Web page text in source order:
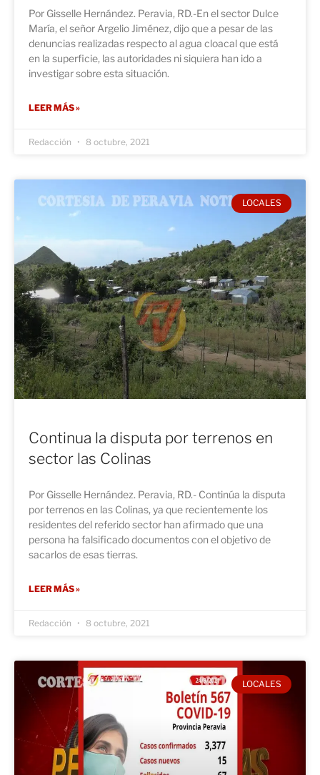
Por Gisselle Hernández. Peravia, RD.-En el sector Dulce
María, el señor Argelio Jiménez, dijo que a pesar de las
denuncias realizadas respecto al agua cloacal que está
en la superficie, las autoridades ni siquiera han ido a
investigar sobre esta situación.
LEER MÁS »
Redacción 8 octubre, 2021
LOCALES
Continua la disputa por terrenos en
sector las Colinas
Por Gisselle Hernández. Peravia, RD.- Continúa la disputa
por terrenos en las Colinas, ya que recientemente los
residentes del referido sector han afirmado que una
persona ha falsificado documentos con el objetivo de
sacarlos de esas tierras.
LEER MÁS »
Redacción 8 octubre, 2021
LOCALES